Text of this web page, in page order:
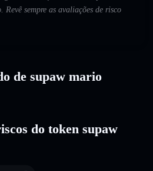
Revê sempre as avaliações de risco
de supaw mario
do token supaw